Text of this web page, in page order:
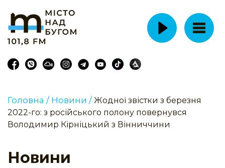
Головна / Новини / Жодної звістки з березня
2022-го: з російського полону повернувся
Володимир Кірніцький з Вінниччини
Новини